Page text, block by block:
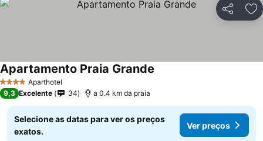
Partilhar
4 EstrelasAparthotel
Apartamento Praia Grande
9,3 Excelente 34 a 0.4 km da praia
Selecione as datas para ver os preços
exatos.
Ver preços